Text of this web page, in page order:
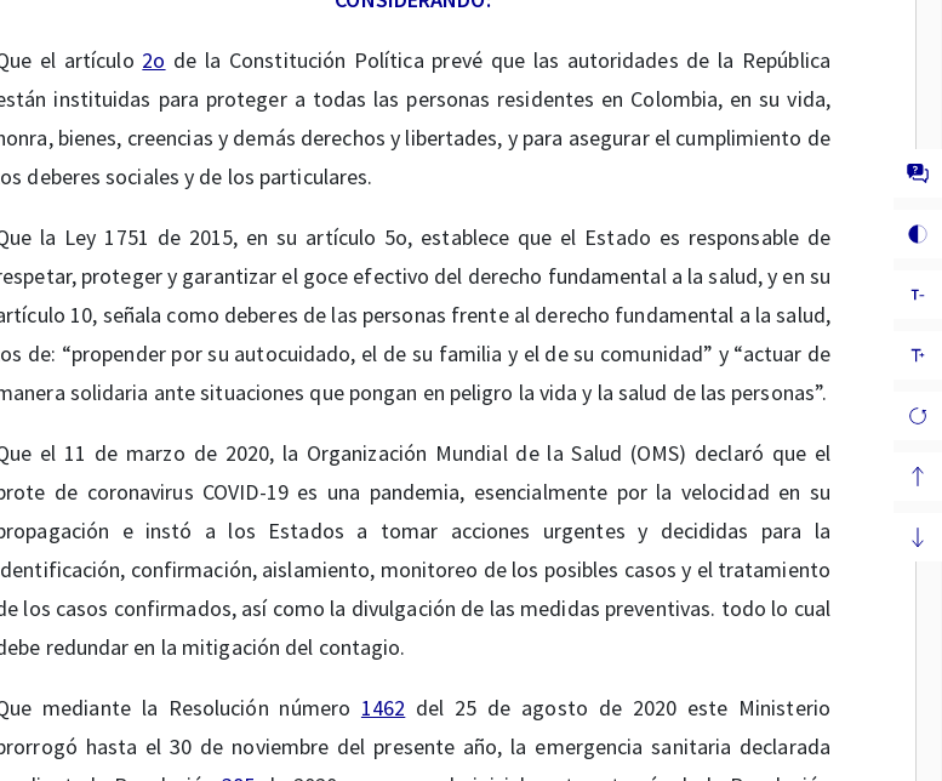
el artículo 2o de la Constitución Política prevé que las autoridades de la República
instituidas para proteger a todas las personas residentes en Colombia, en su vida,
bienes, creencias y demás derechos y libertades, y para asegurar el cumplimiento de
deberes sociales y de los particulares.
la Ley 1751 de 2015, en su artículo 5o, establece que el Estado es responsable de
proteger y garantizar el goce efectivo del derecho fundamental a la salud, y en su
10, señala como deberes de las personas frente al derecho fundamental a la salud,
de: “propender por su autocuidado, el de su familia y el de su comunidad” y “actuar de
solidaria ante situaciones que pongan en peligro la vida y la salud de las personas”.
el 11 de marzo de 2020, la Organización Mundial de la Salud (OMS) declaró que el
de coronavirus COVID-19 es una pandemia, esencialmente por la velocidad en su
e instó a los Estados a tomar acciones urgentes y decididas para la
confirmación, aislamiento, monitoreo de los posibles casos y el tratamiento
los casos confirmados, así como la divulgación de las medidas preventivas. todo lo cual
redundar en la mitigación del contagio.
mediante la Resolución número 1462 del 25 de agosto de 2020 este Ministerio
hasta el 30 de noviembre del presente año, la emergencia sanitaria declarada